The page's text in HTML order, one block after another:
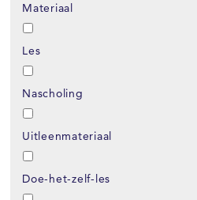
Materiaal
Les
Nascholing
Uitleenmateriaal
Doe-het-zelf-les